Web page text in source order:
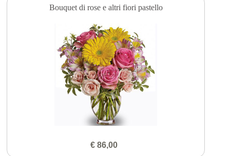
Bouquet di rose e altri fiori pastello
€ 86,00